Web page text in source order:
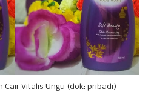
Cair Vitalis Ungu (dok: pribadi)